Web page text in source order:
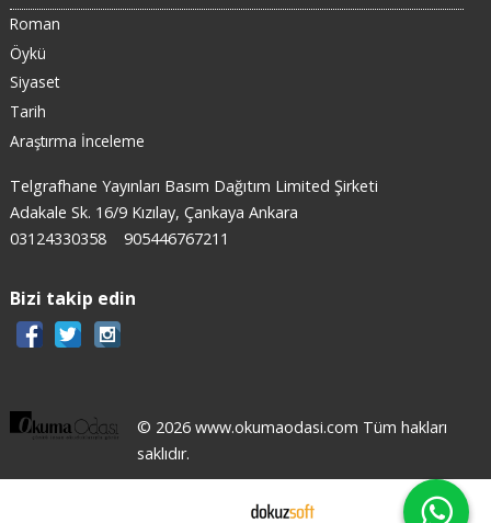
Roman
Öykü
Siyaset
Tarih
Araştırma İnceleme
Telgrafhane Yayınları Basım Dağıtım Limited Şirketi
Adakale Sk. 16/9 Kızılay, Çankaya Ankara
03124330358
905446767211
Bizi takip edin
© 2026 www.okumaodasi.com Tüm hakları
saklıdır.